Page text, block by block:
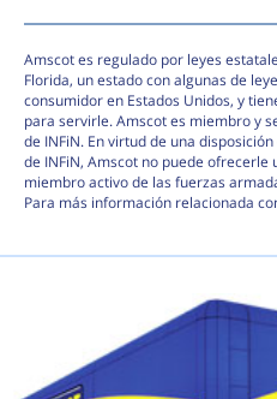
Amscot es regulado por leyes
Florida, un estado con algunas de
consumidor en Estados Unidos, y
para servirle. Amscot es miembro y
de INFiN. En virtud de una
de INFiN, Amscot no puede
miembro activo de las fuerzas
Para más información relacionada